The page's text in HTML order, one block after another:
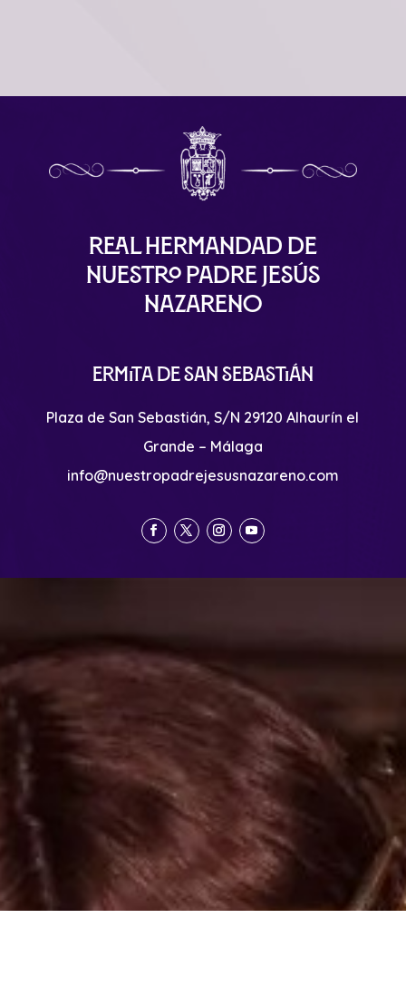
Real Hermandad de
Nuestro Padre Jesús
Nazareno
Ermita de San Sebastián
Plaza de San Sebastián, S/N 29120 Alhaurín el
Grande – Málaga
info@nuestropadrejesusnazareno.com